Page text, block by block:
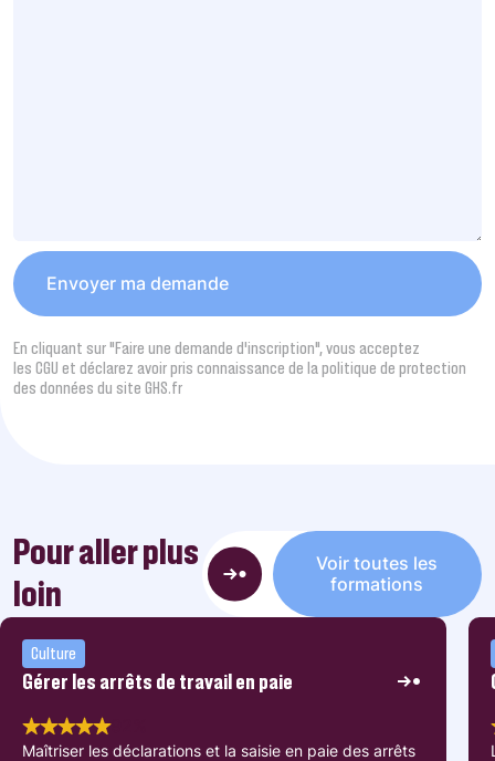
En cliquant sur "Faire une demande d’inscription", vous acceptez
les CGU et déclarez avoir pris connaissance de la politique de protection
des données du site GHS.fr
Pour aller plus
loin
Voir toutes les
formations
Culture
Gérer les arrêts de travail en paie
92%
Maîtriser les déclarations et la saisie en paie des arrêts